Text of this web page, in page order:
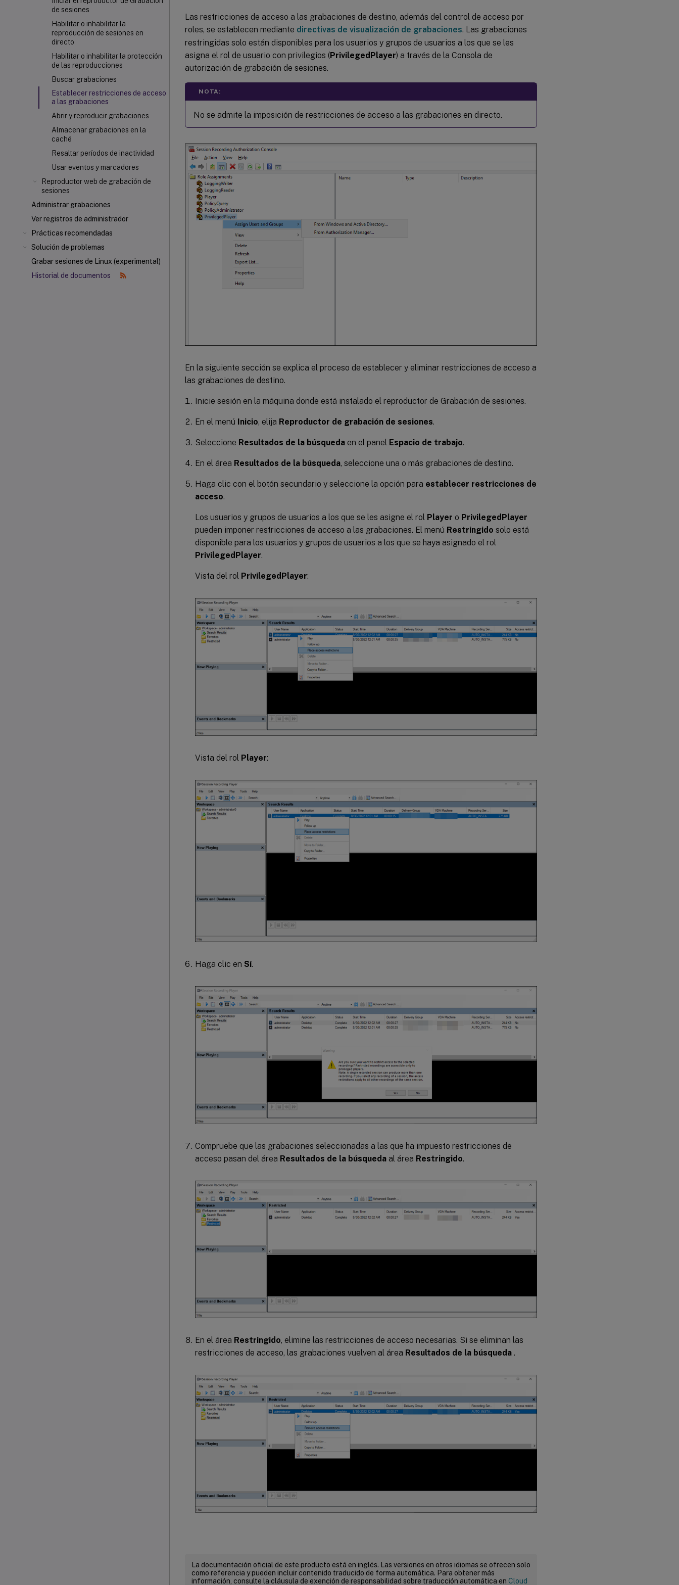
de sesiones
Habilitar o inhabilitar la
reproducción de sesiones en
directo
Habilitar o inhabilitar la protección
de las reproducciones
Buscar grabaciones
Establecer restricciones de acceso
a las grabaciones
Abrir y reproducir grabaciones
Almacenar grabaciones en la
caché
Resaltar períodos de inactividad
Usar eventos y marcadores
Reproductor web de grabación de
sesiones
Administrar grabaciones
Ver registros de administrador
Prácticas recomendadas
Solución de problemas
Grabar sesiones de Linux (experimental)
Historial de documentos
Las restricciones de acceso a las grabaciones de destino, además del control de acceso por
roles, se establecen mediante directivas de visualización de grabaciones. Las grabaciones
restringidas solo están disponibles para los usuarios y grupos de usuarios a los que se les
asigna el rol de usuario con privilegios (PrivilegedPlayer) a través de la Consola de
autorización de grabación de sesiones.
NOTA:
No se admite la imposición de restricciones de acceso a las grabaciones en directo.
En la siguiente sección se explica el proceso de establecer y eliminar restricciones de acceso a
las grabaciones de destino.
Inicie sesión en la máquina donde está instalado el reproductor de Grabación de sesiones.
En el menú Inicio, elija Reproductor de grabación de sesiones.
Seleccione Resultados de la búsqueda en el panel Espacio de trabajo.
En el área Resultados de la búsqueda, seleccione una o más grabaciones de destino.
Haga clic con el botón secundario y seleccione la opción para establecer restricciones de
acceso.
Los usuarios y grupos de usuarios a los que se les asigne el rol Player o PrivilegedPlayer
pueden imponer restricciones de acceso a las grabaciones. El menú Restringido solo está
disponible para los usuarios y grupos de usuarios a los que se haya asignado el rol
PrivilegedPlayer.
Vista del rol PrivilegedPlayer:
Vista del rol Player:
Haga clic en Sí.
Compruebe que las grabaciones seleccionadas a las que ha impuesto restricciones de
acceso pasan del área Resultados de la búsqueda al área Restringido.
En el área Restringido, elimine las restricciones de acceso necesarias. Si se eliminan las
restricciones de acceso, las grabaciones vuelven al área Resultados de la búsqueda .
La documentación oficial de este producto está en inglés. Las versiones en otros idiomas se ofrecen solo
como referencia y pueden incluir contenido traducido de forma automática. Para obtener más
información, consulte la cláusula de exención de responsabilidad sobre traducción automática en Cloud